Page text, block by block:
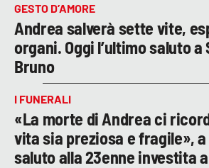
GESTO D’AMORE
Andrea salverà sette vite,
organi. Oggi l’ultimo saluto a
Bruno
I FUNERALI
«La morte di Andrea ci
vita sia preziosa e fragile», a
saluto alla 23enne investita